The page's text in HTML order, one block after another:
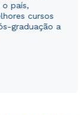
país,
cursos
graduação a